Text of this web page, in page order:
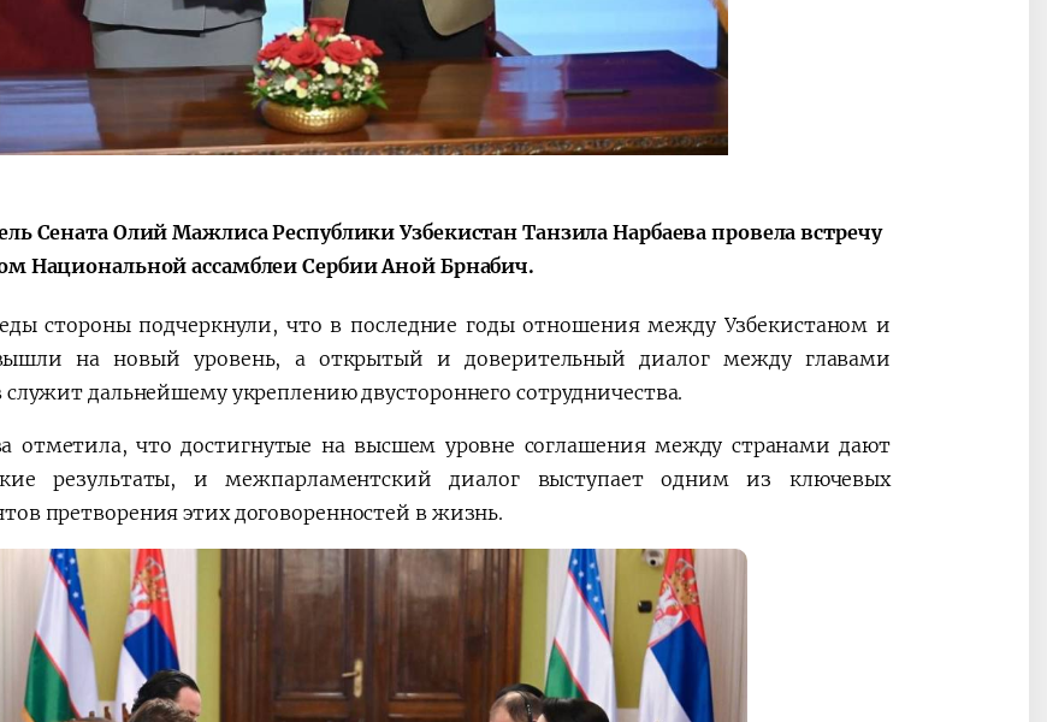
Поручение
Президента – в
Видеоселекторные
совещания под
Шавката
Мирзиёева
После визита
Президента…
Сената Олий Мажлиса Республики Узбекистан Танзила Нарбаева провела встречу
Национальной ассамблеи Сербии Аной Брнабич.
стороны подчеркнули, что в последние годы отношения между Узбекистаном и
на новый уровень, а открытый и доверительный диалог между главами
служит дальнейшему укреплению двустороннего сотрудничества.
отметила, что достигнутые на высшем уровне соглашения между странами дают
результаты, и межпарламентский диалог выступает одним из ключевых
претворения этих договоренностей в жизнь.